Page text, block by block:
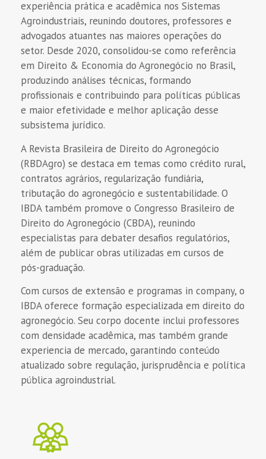
experiência prática e acadêmica nos Sistemas
Agroindustriais, reunindo doutores, professores e
advogados atuantes nas maiores operações do
setor. Desde 2020, consolidou-se como referência
em Direito & Economia do Agronegócio no Brasil,
produzindo análises técnicas, formando
profissionais e contribuindo para políticas públicas
e maior efetividade e melhor aplicação desse
subsistema jurídico.
A Revista Brasileira de Direito do Agronegócio
(RBDAgro) se destaca em temas como crédito rural,
contratos agrários, regularização fundiária,
tributação do agronegócio e sustentabilidade. O
IBDA também promove o Congresso Brasileiro de
Direito do Agronegócio (CBDA), reunindo
especialistas para debater desafios regulatórios,
além de publicar obras utilizadas em cursos de
pós-graduação.
Com cursos de extensão e programas in company, o
IBDA oferece formação especializada em direito do
agronegócio. Seu corpo docente inclui professores
com densidade acadêmica, mas também grande
experiencia de mercado, garantindo conteúdo
atualizado sobre regulação, jurisprudência e política
pública agroindustrial.